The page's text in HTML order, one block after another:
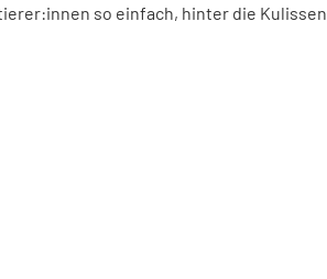
so einfach, hinter die Kulissen